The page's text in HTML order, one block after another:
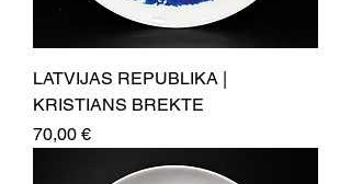
LATVIJAS REPUBLIKA |
KRISTIANS BREKTE
Price
70,00 €